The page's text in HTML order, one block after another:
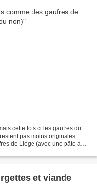
cette fois ci les gaufres du
pas moins originales
de Liège (avec une pâte à
et viande